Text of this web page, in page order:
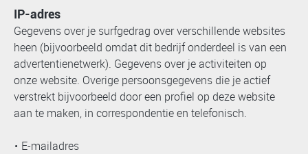
IP-adres
Gegevens over je surfgedrag over verschillende websites
heen (bijvoorbeeld omdat dit bedrijf onderdeel is van een
advertentienetwerk). Gegevens over je activiteiten op
onze website. Overige persoonsgegevens die je actief
verstrekt bijvoorbeeld door een profiel op deze website
aan te maken, in correspondentie en telefonisch.
E-mailadres